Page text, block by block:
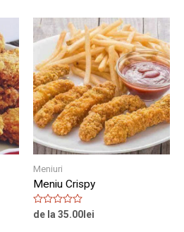
Meniuri
Meniu Crispy
Rated
de la 35.00 lei